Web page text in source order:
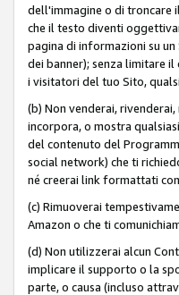
dell'immagine o di troncare
che il testo diventi
pagina di informazioni su
dei banner); senza limitare
i visitatori del tuo Sito,
(b) Non venderai,
incorpora, o mostra
del contenuto del
social network) che ti
né creerai link formattati
(c) Rimuoverai
Amazon o che ti
(d) Non utilizzerai alcun
implicare il supporto o la
parte, o causa (incluso